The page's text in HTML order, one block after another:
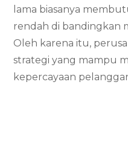
lama biasanya
rendah di bandingkan
Oleh karena itu,
strategi yang mampu
kepercayaan